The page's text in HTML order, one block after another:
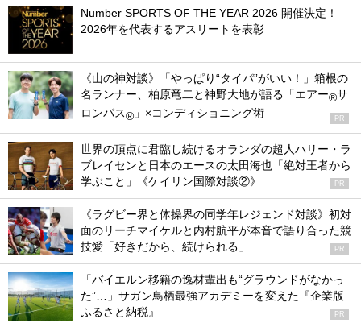
Number SPORTS OF THE YEAR 2026 開催決定！
2026年を代表するアスリートを表彰
《山の神対談》「やっぱり“タイパ”がいい！」箱根の
名ランナー、柏原竜二と神野大地が語る「エアー®サ
ロンパス® 」×コンディショニング術 PR
世界の頂点に君臨し続けるオランダの超人ハリー・ラ
ブレイセンと日本のエースの太田海也「絶対王者から
学ぶこと」《ケイリン国際対談②》
PR
《ラグビー界と体操界の同学年レジェンド対談》初対
面のリーチマイケルと内村航平が本音で語り合った競
技愛「好きだから、続けられる」
PR
「バイエルン移籍の逸材輩出も“グラウンドがなかっ
た”…」サガン鳥栖最強アカデミーを変えた『企業版
ふるさと納税』
PR